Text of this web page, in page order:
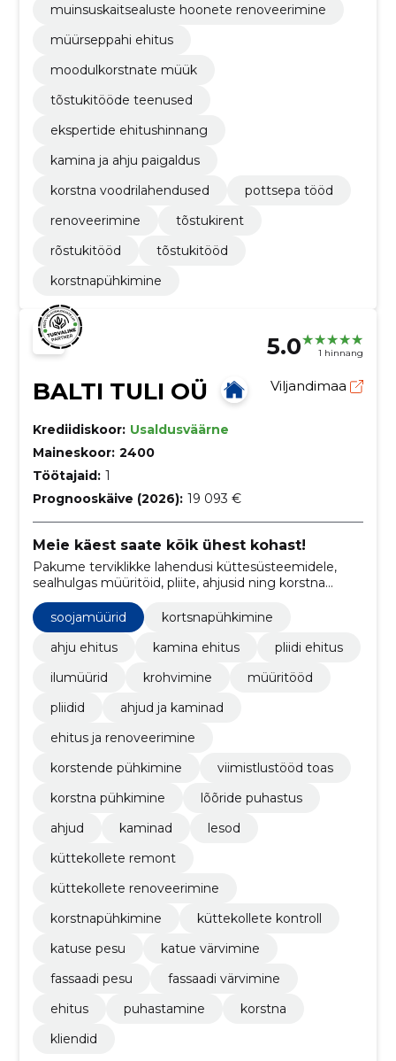
muinsuskaitsealuste hoonete renoveerimine
müürseppahi ehitus
moodulkorstnate müük
tõstukitööde teenused
ekspertide ehitushinnang
kamina ja ahju paigaldus
korstna voodrilahendused
pottsepa tööd
renoveerimine
tõstukirent
rõstukitööd
tõstukitööd
korstnapühkimine
5.0 1 hinnang
BALTI TULI OÜ Viljandimaa
Krediidiskoor: Usaldusväärne
Maineskoor: 2400
Töötajaid: 1
Prognooskäive (2026): 19 093 €
Meie käest saate kõik ühest kohast!
Pakume terviklikke lahendusi küttesüsteemidele,
sealhulgas müüritöid, pliite, ahjusid ning korstna
turvaliseks.
soojamüürid
kortsnapühkimine
ahju ehitus
kamina ehitus
pliidi ehitus
ilumüürid
krohvimine
müüritööd
pliidid
ahjud ja kaminad
ehitus ja renoveerimine
korstende pühkimine
viimistlustööd toas
korstna pühkimine
lõõride puhastus
ahjud
kaminad
lesod
küttekollete remont
küttekollete renoveerimine
korstnapühkimine
küttekollete kontroll
katuse pesu
katue värvimine
fassaadi pesu
fassaadi värvimine
ehitus
puhastamine
korstna
kliendid